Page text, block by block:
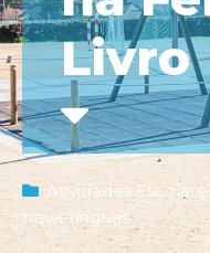
Livro
Atividades
trava-línguas